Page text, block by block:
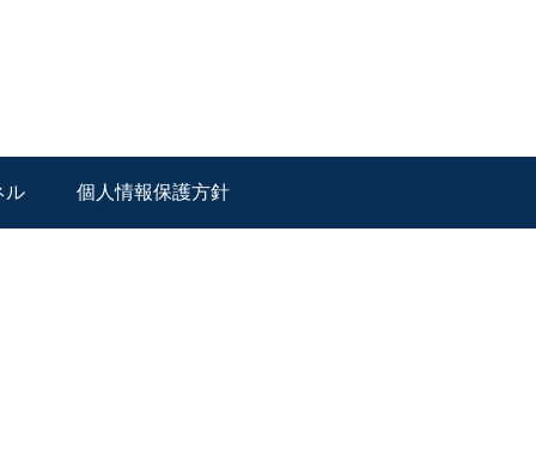
ル 個人情報保護方針